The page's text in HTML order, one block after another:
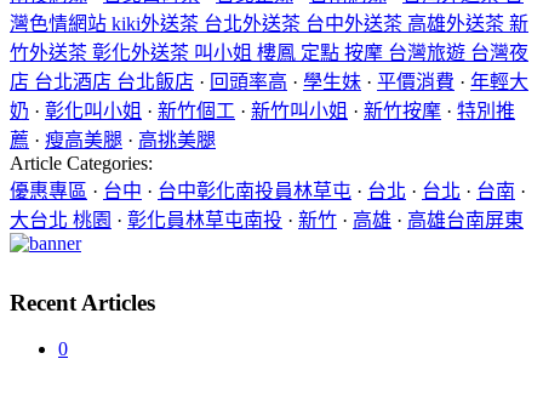
灣色情網站 kiki外送茶 台北外送茶 台中外送茶 高雄外送茶 新
竹外送茶 彰化外送茶 叫小姐 樓鳳 定點 按摩 台灣旅遊 台灣夜
店 台北酒店 台北飯店 · 回頭率高 · 學生妹 · 平價消費 · 年輕大
奶 · 彰化叫小姐 · 新竹個工 · 新竹叫小姐 · 新竹按摩 · 特別推
薦 · 瘦高美腿 · 高挑美腿
Article Categories:
優惠專區 · 台中 · 台中彰化南投員林草屯 · 台北 · 台北 · 台南 ·
大台北 桃園 · 彰化員林草屯南投 · 新竹 · 高雄 · 高雄台南屏東
Recent Articles
0